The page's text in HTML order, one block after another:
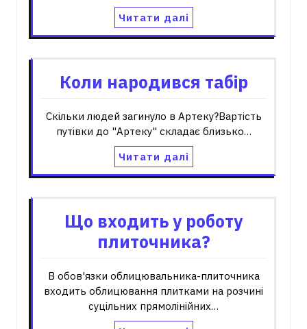
Читати далі
Коли народився табір
Скільки людей загинуло в Артеку?Вартість
путівки до "Артеку" складає близько…
Читати далі
Що входить у роботу
плиточника?
В обов'язки облицювальника-плиточника
входить облицювання плитками на розчині
суцільних прямолінійних…